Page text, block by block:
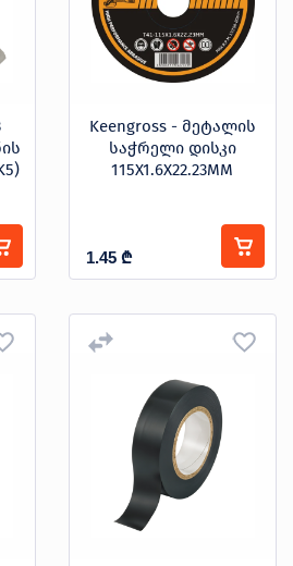
Keengross - მეტალის
საჭრელი დისკი
115X1.6X22.23MM
1.45 ₾